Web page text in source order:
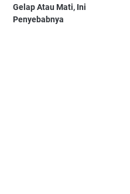
Gelap Atau Mati, Ini
Penyebabnya